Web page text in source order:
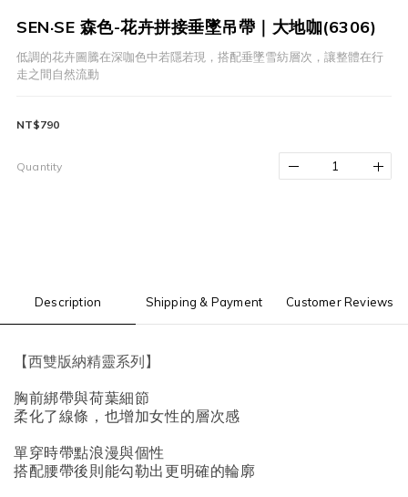
SEN·SE 森色-花卉拼接垂墜吊帶｜大地咖(6306)
低調的花卉圖騰在深咖色中若隱若現，搭配垂墜雪紡層次，讓整體在行
走之間自然流動
NT$790
Quantity
Description Shipping & Payment Customer Reviews
【西雙版納精靈系列】
胸前綁帶與荷葉細節
柔化了線條，也增加女性的層次感
單穿時帶點浪漫與個性
搭配腰帶後則能勾勒出更明確的輪廓